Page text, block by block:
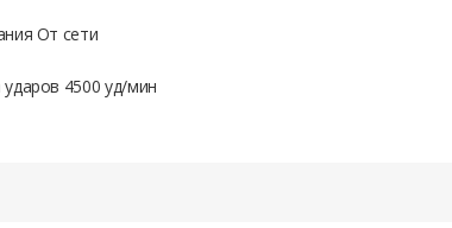
От сети
4500 уд/мин